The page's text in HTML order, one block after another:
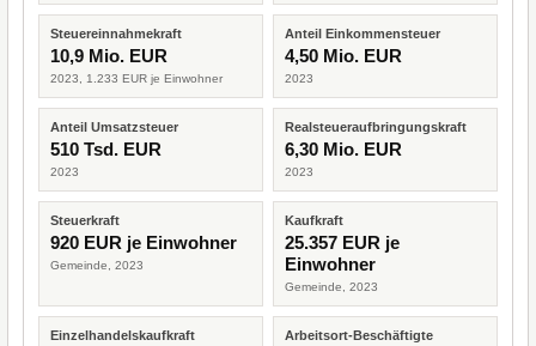
Steuereinnahmekraft
10,9 Mio. EUR
2023, 1.233 EUR je Einwohner
Anteil Einkommensteuer
4,50 Mio. EUR
2023
Anteil Umsatzsteuer
510 Tsd. EUR
2023
Realsteueraufbringungskraft
6,30 Mio. EUR
2023
Steuerkraft
920 EUR je Einwohner
Gemeinde, 2023
Kaufkraft
25.357 EUR je
Einwohner
Gemeinde, 2023
Einzelhandelskaufkraft Arbeitsort-Beschäftigte